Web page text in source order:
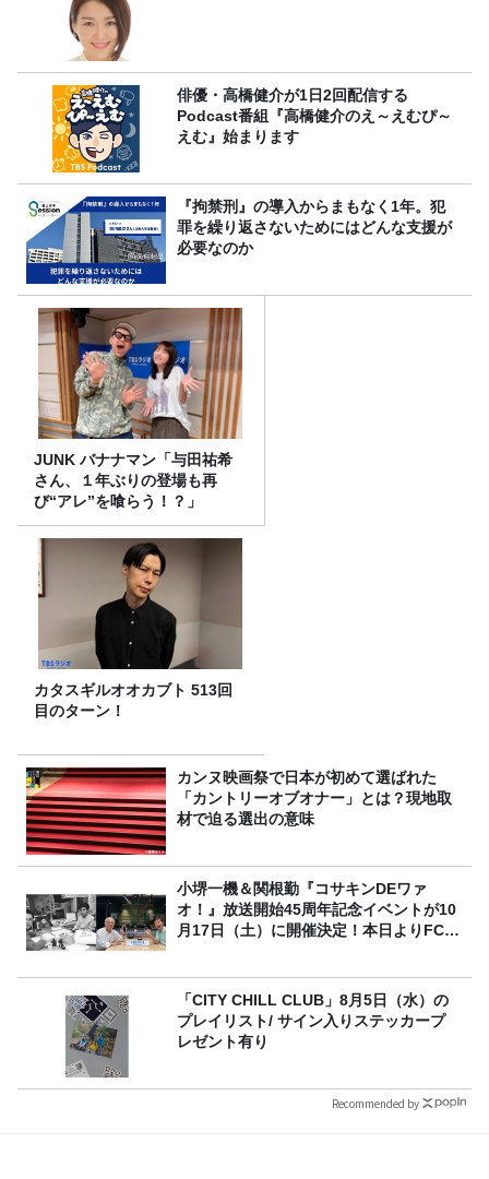
俳優・高橋健介が1日2回配信する
Podcast番組『高橋健介のえ～えむぴ～
えむ』始まります
『拘禁刑』の導入からまもなく1年。犯
罪を繰り返さないためにはどんな支援が
必要なのか
JUNK バナナマン「与田祐希
さん、１年ぶりの登場も再
び“アレ”を喰らう！？」
カタスギルオオカブト 513回
目のターン！
カンヌ映画祭で日本が初めて選ばれた
「カントリーオブオナー」とは？現地取
材で迫る選出の意味
小堺一機＆関根勤『コサキンDEワァ
オ！』放送開始45周年記念イベントが10
月17日（土）に開催決定！本日よりFC先
「CITY CHILL CLUB」8月5日（水）の
プレイリスト/ サイン入りステッカープ
レゼント有り
Recommended by